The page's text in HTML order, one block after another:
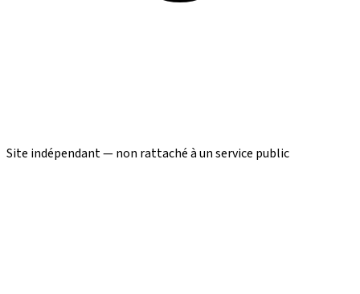
Site indépendant — non rattaché à un service public